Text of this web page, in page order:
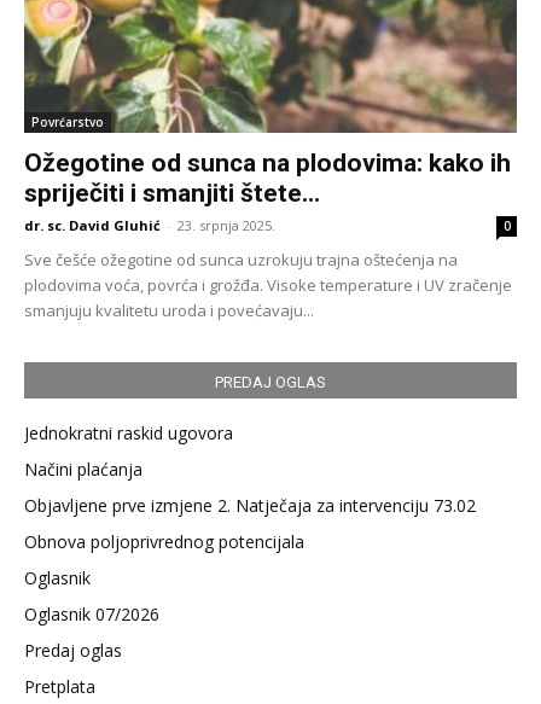
Povrćarstvo
Ožegotine od sunca na plodovima: kako ih
spriječiti i smanjiti štete...
dr. sc. David Gluhić - 23. srpnja 2025. 0
Sve češće ožegotine od sunca uzrokuju trajna oštećenja na
plodovima voća, povrća i grožđa. Visoke temperature i UV zračenje
smanjuju kvalitetu uroda i povećavaju...
PREDAJ OGLAS
Jednokratni raskid ugovora
Načini plaćanja
Objavljene prve izmjene 2. Natječaja za intervenciju 73.02
Obnova poljoprivrednog potencijala
Oglasnik
Oglasnik 07/2026
Predaj oglas
Pretplata